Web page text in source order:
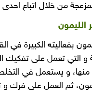
من خلال اتباع احدى
بفعاليته الكبيرة
التي تعمل على تفكيك
و يستعمل في
ثم العمل على فرك و